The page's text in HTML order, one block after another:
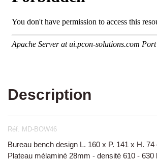
Description
Réf. MD-BOW46
Bureau bench design L. 160 x P. 141 x H. 74
Plateau mélaminé 28mm - densité 610 -